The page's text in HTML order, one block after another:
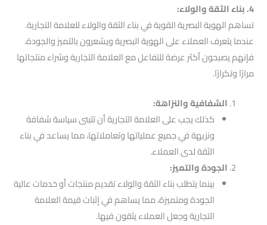
4. بناء الثقة والولاء:
تساهم الهوية البصرية القوية في بناء الثقة والولاء للعلامة التجارية.
عندما يتعرف العملاء على الهوية البصرية ويشعرون بالتميز والجودة.
فإنهم يصبحون أكثر عرضة للتفاعل مع العلامة التجارية وشراء منتجاتها
مرارًا وتكرارًا.
الشفافية والنزاهة:
كذلك يجب على العلامة التجارية أن تتبنى سياسة شفافة
ونزيهة في جميع عملياتها وتعاملاتها، مما يساعد في بناء
الثقة لدى العملاء.
الجودة والتميز:
بينما يتطلب بناء الثقة والولاء تقديم منتجات أو خدمات عالية
الجودة ومتميزة، مما يساهم في إثبات قيمة العلامة
التجارية وجعل العملاء يثقون فيها.